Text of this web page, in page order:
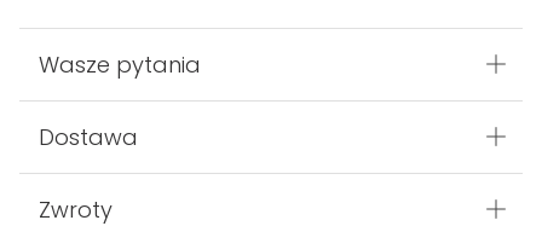
Wasze pytania
Dostawa
Zwroty